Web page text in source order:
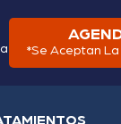
*Se Aceptan